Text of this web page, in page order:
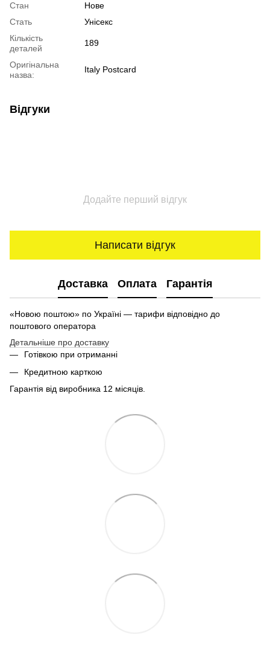
Стан
Нове
Стать
Унісекс
Кількість
деталей
189
Оригінальна
назва:
Italy Postcard
Відгуки
Додайте перший відгук
Написати відгук
Доставка Оплата Гарантія
«Новою поштою» по Україні — тарифи відповідно до
поштового оператора
Детальніше про доставку
Готівкою при отриманні
Кредитною карткою
Гарантія від виробника 12 місяців.